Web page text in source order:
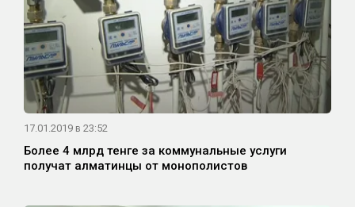
17.01.2019 в 23:52
Более 4 млрд тенге за коммунальные услуги
получат алматинцы от монополистов